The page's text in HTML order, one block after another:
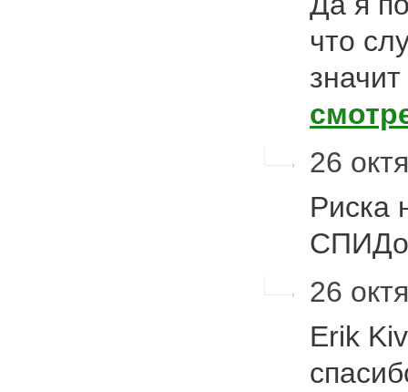
что
26
Риска
26
Erik